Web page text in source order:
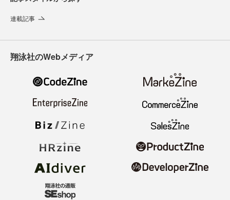
連載記事
翔泳社のWebメディア